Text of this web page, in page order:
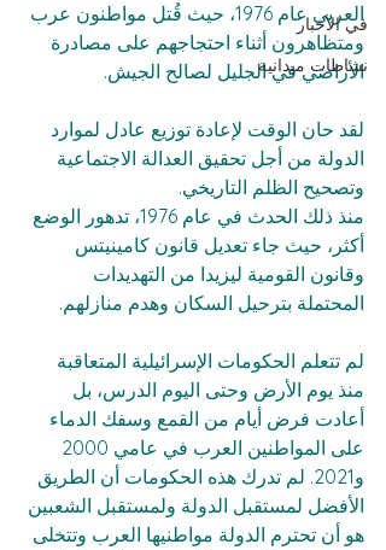
في الأخبار
نشاطات ميدانية
العربي عام 1976، حيث قُتل مواطنون عرب
ومتظاهرون أثناء احتجاجهم على مصادرة
الأراضي في الجليل لصالح الجيش.
لقد حان الوقت لإعادة توزيع عادل لموارد
الدولة من أجل تحقيق العدالة الاجتماعية
وتصحيح الظلم التاريخي.
منذ ذلك الحدث في عام 1976، تدهور الوضع
أكثر، حيث جاء تعديل قانون كامينيتس
وقانون القومية ليزيدا من التهديدات
المحتملة بترحيل السكان وهدم منازلهم.
لم تتعلم الحكومات الإسرائيلية المتعاقبة
منذ يوم الأرض وحتى اليوم الدرس، بل
أعادت فرض أيام من القمع وسفك الدماء
و2021. لم تدرك هذه الحكومات أن الطريق
الأفضل لمستقبل الدولة ولمستقبل الشعبين
هو أن تحترم الدولة مواطنيها العرب وتتخلى